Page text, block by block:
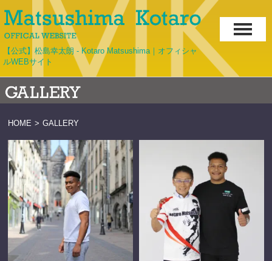
【公式】松島幸太朗 - Kotaro Matsushima｜オフィシャ
ルWEBサイト
HOME > GALLERY